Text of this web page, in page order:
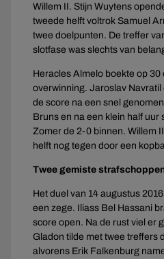
Willem II. Stijn Wuytens
tweede helft voltrok Samuel
twee doelpunten. De treffer
slotfase was slechts van
Heracles Almelo boekte op 30
overwinning. Jaroslav
de score na een snel
Bruns en na een klein half uur
Zomer de 2-0 binnen. Willem
helft nog tegen door een
Twee gemiste
Het duel van 14 augustus
een zege. Iliass Bel Hassani
score open. Na de rust viel er
Gladon tilde met twee treffers
alvorens Erik Falkenburg